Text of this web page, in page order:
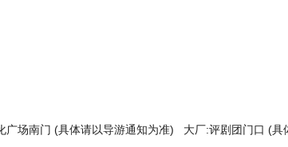
广场南门 (具体请以导游通知为准) 大厂:评剧团门口 (具